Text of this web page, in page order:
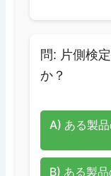
問: 片側検
か？
A) ある製
B) ある製